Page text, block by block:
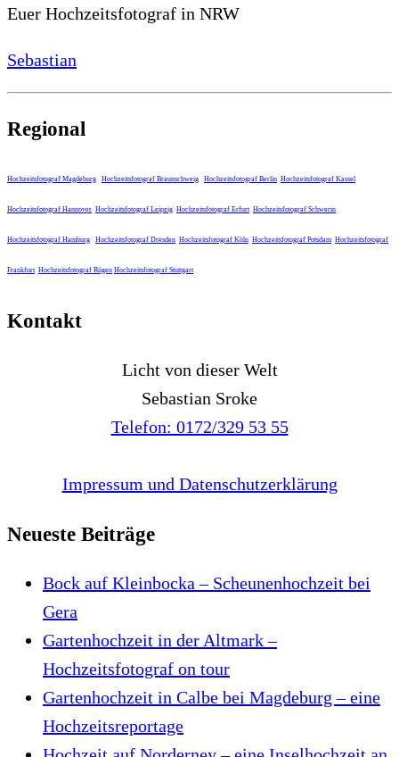
Euer Hochzeitsfotograf in NRW
Sebastian
Regional
Hochzeitsfotograf Magdeburg Hochzeitsfotograf Braunschweig Hochzeitsfotograf Berlin Hochzeitsfotograf Kassel
Hochzeitsfotograf Hannover Hochzeitsfotograf Leipzig Hochzeitsfotograf Erfurt Hochzeitsfotograf Schwerin
Hochzeitsfotograf Hamburg Hochzeitsfotograf Dresden Hochzeitsfotograf Köln Hochzeitsfotograf Potsdam Hochzeitsfotograf
Frankfurt Hochzeitsfotograf Rügen Hochzeitsfotograf Stuttgart
Kontakt
Licht von dieser Welt
Sebastian Sroke
Telefon: 0172/329 53 55
Impressum und Datenschutzerklärung
Neueste Beiträge
Bock auf Kleinbocka – Scheunenhochzeit bei
Gera
Gartenhochzeit in der Altmark –
Hochzeitsfotograf on tour
Gartenhochzeit in Calbe bei Magdeburg – eine
Hochzeitsreportage